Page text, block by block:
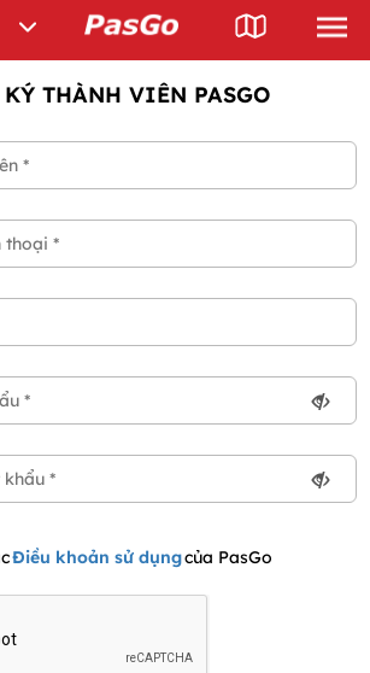
THÀNH VIÊN PASGO
Điều khoản sử dụngcủa PasGo